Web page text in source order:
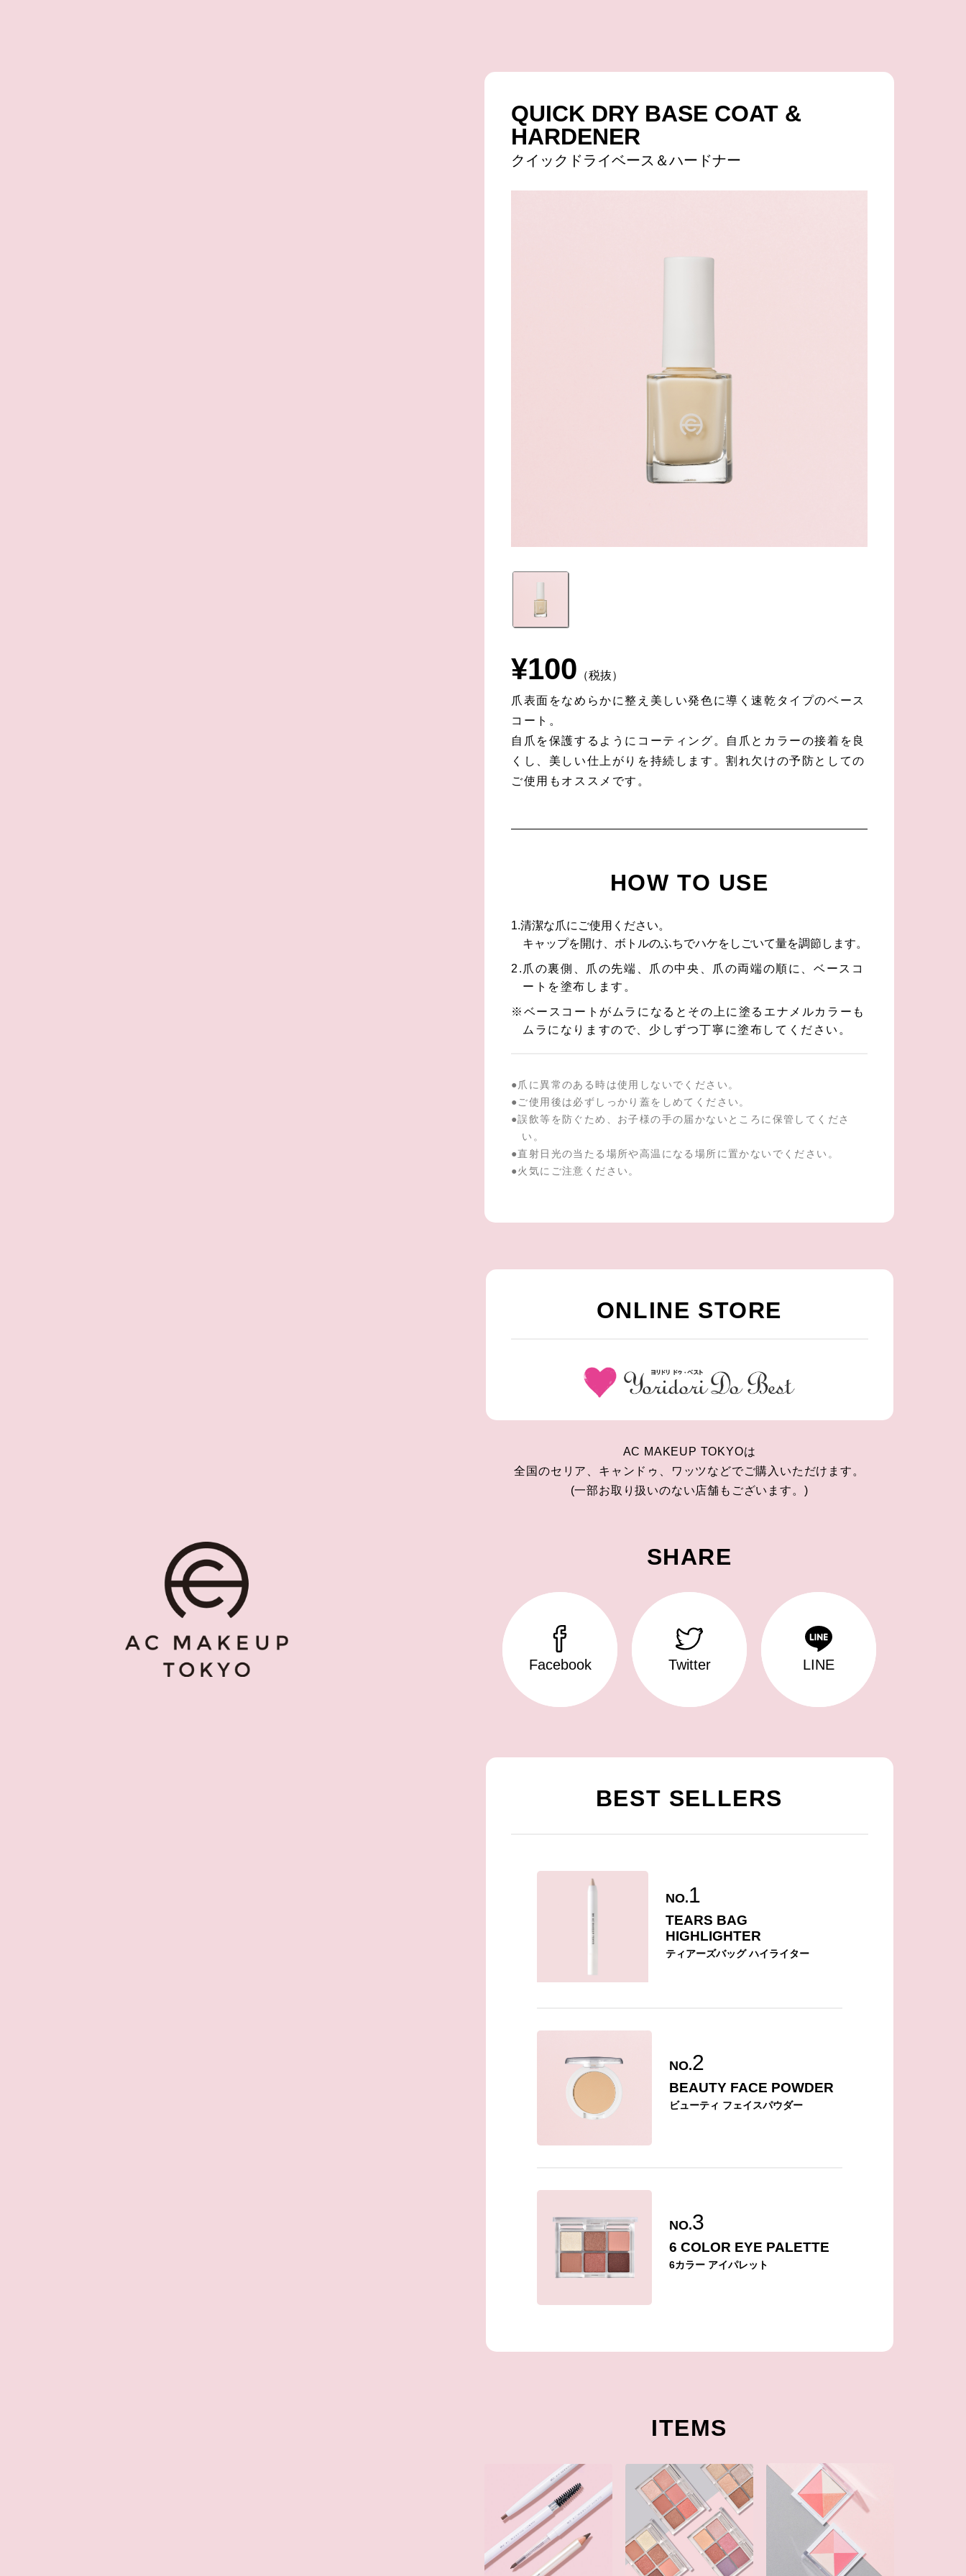
QUICK DRY BASE COAT &
HARDENER
クイックドライベース＆ハードナー
¥100 （税抜）
爪表面をなめらかに整え美しい発色に導く速乾タイプのベース
コート。
自爪を保護するようにコーティング。自爪とカラーの接着を良
くし、美しい仕上がりを持続します。割れ欠けの予防としての
ご使用もオススメです。
HOW TO USE
1.清潔な爪にご使用ください。
キャップを開け、ボトルのふちでハケをしごいて量を調節します。
2.爪の裏側、爪の先端、爪の中央、爪の両端の順に、ベースコ
ートを塗布します。
※ベースコートがムラになるとその上に塗るエナメルカラーも
ムラになりますので、少しずつ丁寧に塗布してください。
● 爪に異常のある時は使用しないでください。
● ご使用後は必ずしっかり蓋をしめてください。
●誤飲等を防ぐため、お子様の手の届かないところに保管してくださ
い。
●直射日光の当たる場所や高温になる場所に置かないでください。
●火気にご注意ください。
ONLINE STORE
AC MAKEUP TOKYOは
全国のセリア、キャンドゥ、ワッツなどでご購入いただけます。
(一部お取り扱いのない店舗もございます。)
SHARE
Facebook Twitter LINE
BEST SELLERS
NO.1
TEARS BAG
HIGHLIGHTER
ティアーズバッグ ハイライター
NO.2
BEAUTY FACE POWDER
ビューティ フェイスパウダー
NO.3
6 COLOR EYE PALETTE
6カラー アイパレット
ITEMS